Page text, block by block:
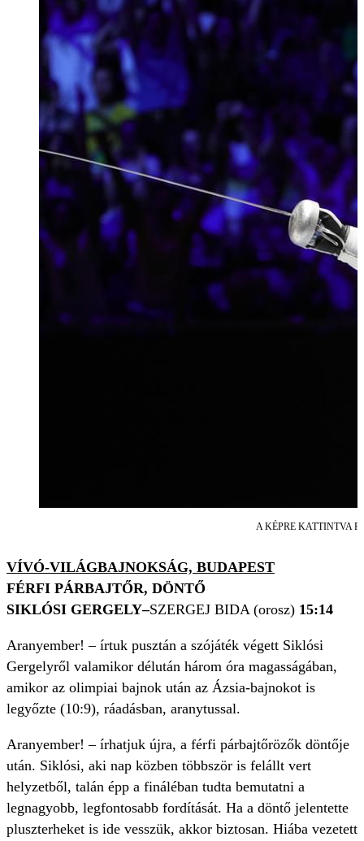
A KÉPRE KATTINTVA
VÍVÓ-VILÁGBAJNOKSÁG, BUDAPEST
FÉRFI PÁRBAJTŐR, DÖNTŐ
SIKLÓSI GERGELY–SZERGEJ BIDA (orosz) 15:14
Aranyember! – írtuk pusztán a szójáték végett Siklósi
Gergelyről valamikor délután három óra magasságában,
amikor az olimpiai bajnok után az Ázsia-bajnokot is
legyőzte (10:9), ráadásban, aranytussal.
Aranyember! – írhatjuk újra, a férfi párbajtőrözők döntője
után. Siklósi, aki nap közben többször is felállt vert
helyzetből, talán épp a fináléban tudta bemutatni a
legnagyobb, legfontosabb fordítását. Ha a döntő jelentette
pluszterheket is ide vesszük, akkor biztosan. Hiába vezetett